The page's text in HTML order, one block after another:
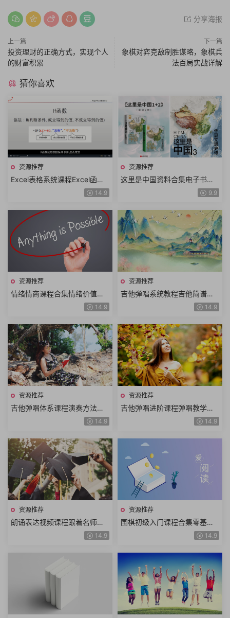
分享海报
上一篇
投资理财的正确方式，实现个人
的财富积累
下一篇
象棋对弈克敌制胜谋略，象棋兵
法百局实战详解
猜你喜欢
资源推荐
Excel表格系统课程Excel函数
公式Excel数据透视表Excel图
14.9
资源推荐
这里是中国资料合集电子书全3
册中国地理科普华夏文明史诗9.9
资源推荐
情绪情商课程合集情绪价值洞
悉人性提高情商人际交往沟通
14.9
资源推荐
吉他弹唱系统教程吉他简谱曲
谱300首吉他从入门到进阶到
14.9
资源推荐
吉他弹唱体系课程演奏方法吉
他乐理音阶设计扫弦方法吉他
14.9
资源推荐
吉他弹唱进阶课程弹唱教学前
奏示范前奏教学全曲示范全曲
14.9
资源推荐
朗诵表达视频课程跟着名师学
习作品朗诵诗歌童话寓言散文
14.9
资源推荐
围棋初级入门课程合集零基础
学围棋快乐学习围棋动画围棋
14.9